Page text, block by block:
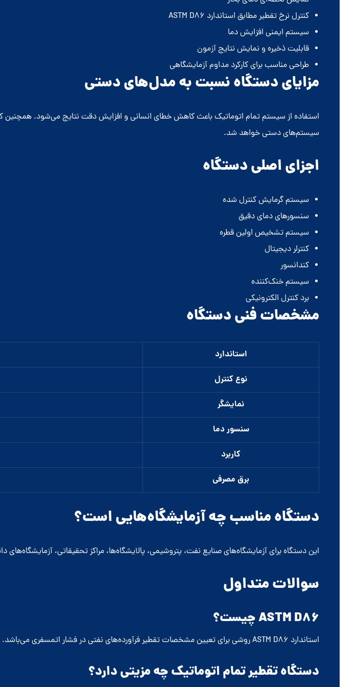
کنترل نرخ تقطیر مطابق استاندارد ASTM D86
سیستم ایمنی افزایش دما
قابلیت ذخیره و نمایش نتایج آزمون
طراحی مناسب برای کارکرد مداوم آزمایشگاهی
مزایای دستگاه نسبت به مدل‌های دستی
استفاده از سیستم تمام اتوماتیک باعث کاهش خطای انسانی و افزایش دقت نتایج می‌شود. همچنین
سیستم‌های دستی خواهد شد.
اجزای اصلی دستگاه
سیستم گرمایش کنترل شده
سنسورهای دمای دقیق
سیستم تشخیص اولین قطره
کنترلر دیجیتال
کندانسور
سیستم خنک‌کننده
برد کنترل الکترونیکی
مشخصات فنی دستگاه
استاندارد
نوع کنترل
نمایشگر
سنسور دما
کاربرد
برق مصرفی
دستگاه مناسب چه آزمایشگاه‌هایی است؟
این دستگاه برای آزمایشگاه‌های صنایع نفت، پتروشیمی، پالایشگاه‌ها، مراکز تحقیقاتی،
سوالات متداول
ASTM D86 چیست؟
استاندارد ASTM D86 روشی برای تعیین مشخصات تقطیر فرآورده‌های نفتی در فشار اتمسفری می‌باشد.
دستگاه تقطیر تمام اتوماتیک چه مزیتی دارد؟